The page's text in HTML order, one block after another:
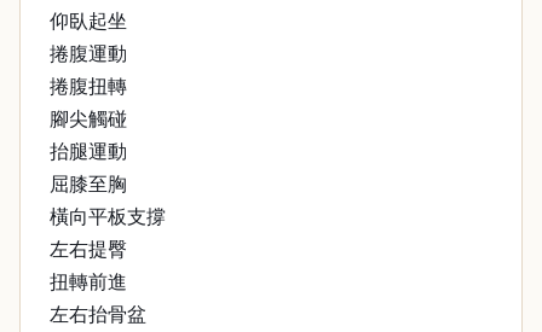
仰臥起坐
捲腹運動
捲腹扭轉
腳尖觸碰
抬腿運動
屈膝至胸
橫向平板支撐
左右提臀
扭轉前進
左右抬骨盆